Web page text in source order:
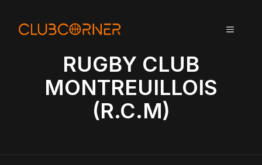
MENU
RUGBY CLUB
MONTREUILLOIS
(R.C.M)